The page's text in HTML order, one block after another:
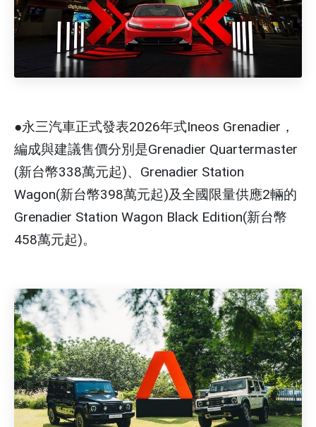
●永三汽車正式發表2026年式Ineos Grenadier，
編成與建議售價分別是Grenadier Quartermaster
(新台幣338萬元起)、Grenadier Station
Wagon(新台幣398萬元起)及全國限量供應2輛的
Grenadier Station Wagon Black Edition(新台幣
458萬元起)。